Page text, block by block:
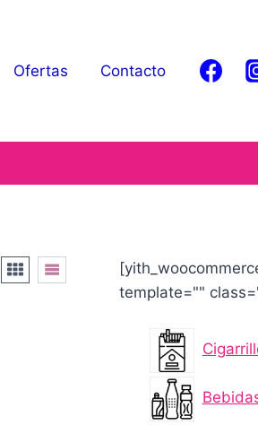
Ofertas Contacto
template=""